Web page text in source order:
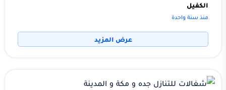
الكفيل
منذ سنة واحدة
عرض المزيد